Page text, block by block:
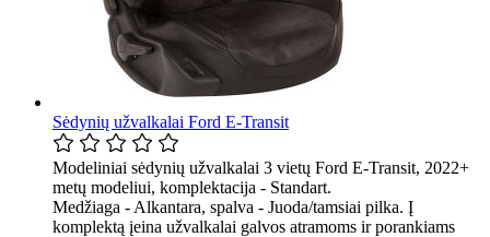
Sėdynių užvalkalai Ford E-Transit
Modeliniai sėdynių užvalkalai 3 vietų Ford E-Transit, 2022+
metų modeliui, komplektacija - Standart.
Medžiaga - Alkantara, spalva - Juoda/tamsiai pilka. Į
komplektą įeina užvalkalai galvos atramoms ir porankiams